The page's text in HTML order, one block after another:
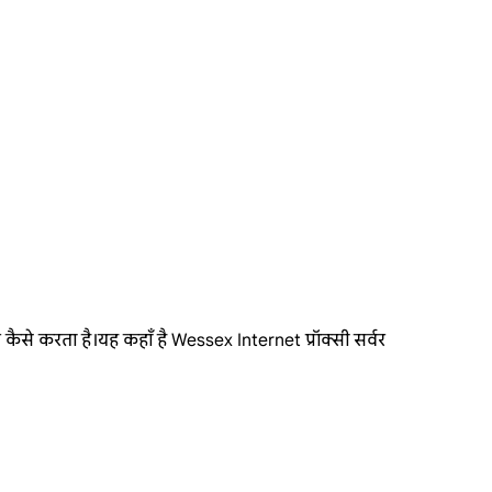
करता है।यह कहाँ है Wessex Internet प्रॉक्सी सर्वर